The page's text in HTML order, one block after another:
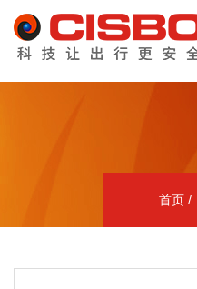
首页